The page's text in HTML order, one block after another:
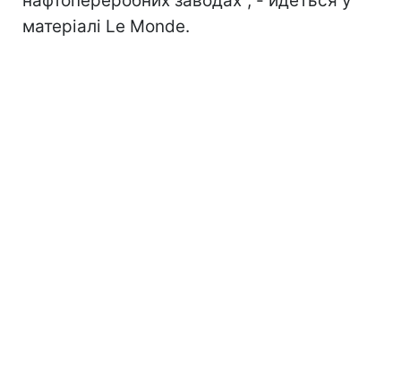
матеріалі Le Monde.